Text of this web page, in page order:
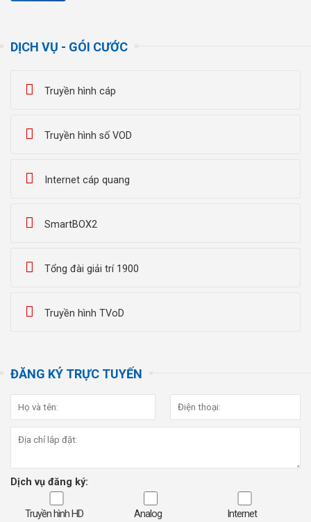
DỊCH VỤ - GÓI CƯỚC
Truyền hình cáp
Truyền hình số VOD
Internet cáp quang
SmartBOX2
Tổng đài giải trí 1900
Truyền hình TVoD
ĐĂNG KÝ TRỰC TUYẾN
Dịch vụ đăng ký:
Truyền hình HD Analog Internet